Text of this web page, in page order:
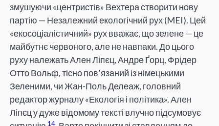
змушуючи «центристів» Вехтера створити нову
партію — Незалежний екологічний рух (MEI). Цей
«екосоціалістичний» рух вважає, що зелене — це
майбутнє червоного, але не навпаки. До цього
руху належать Ален Ліпєц, Андре Ґорц, Фрідер
Отто Вольф, тісно пов’язаний із німецькими
Зеленими, чи Жан-Поль Делеаж, головний
редактор журналу «Екологія і політика». Ален
Ліпєц у дуже відомому тексті влучно підсумовує
14